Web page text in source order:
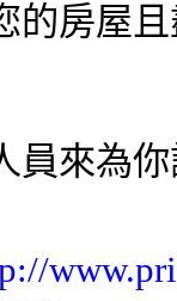
的房屋
員來為